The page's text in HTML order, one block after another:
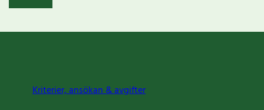
Kriterier, ansökan & avgifter